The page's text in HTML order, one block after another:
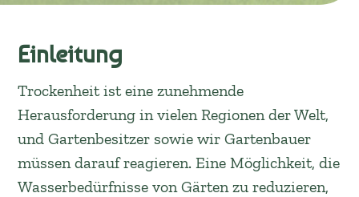
Einleitung
Trockenheit ist eine zunehmende
Herausforderung in vielen Regionen der Welt,
und Gartenbesitzer sowie wir Gartenbauer
müssen darauf reagieren. Eine Möglichkeit, die
Wasserbedürfnisse von Gärten zu reduzieren,